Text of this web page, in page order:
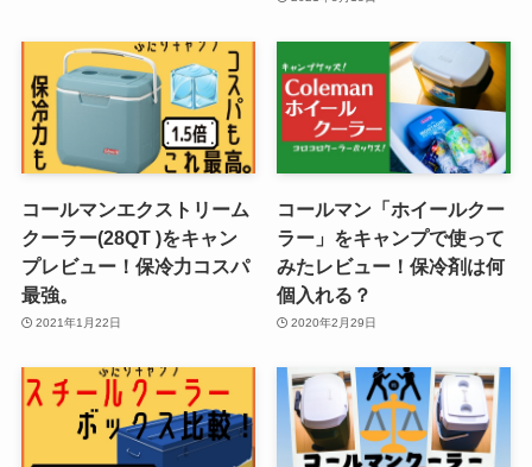
コールマンエクストリーム
クーラー(28QT )をキャン
プレビュー！保冷力コスパ
最強。
2021年1月22日
コールマン「ホイールクー
ラー」をキャンプで使って
みたレビュー！保冷剤は何
個入れる？
2020年2月29日